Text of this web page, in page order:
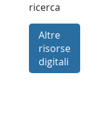
ricerca
Altre
risorse
digitali